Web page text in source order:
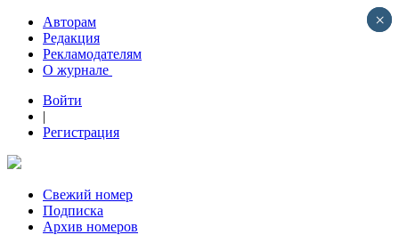
Авторам
Редакция
Рекламодателям
О журнале
Войти
|
Регистрация
Свежий номер
Подписка
Архив номеров
×
×